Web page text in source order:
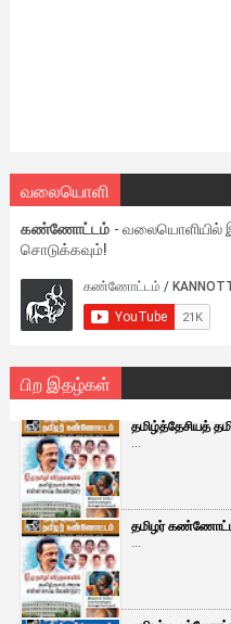
வலையொளி
கண்ணோட்டம் -
சொடுக்கவும்!
பிற இதழ்கள்
தமிழ்த்தேசியத்
...
தமிழர்
...